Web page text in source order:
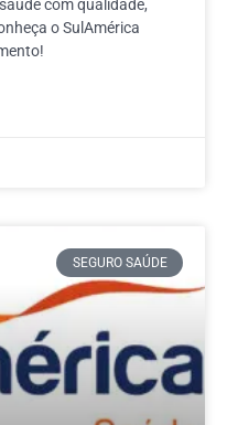
com qualidade,
o SulAmérica
SEGURO SAÚDE